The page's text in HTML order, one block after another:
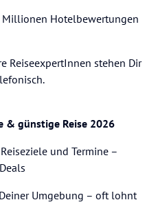
Millionen Hotelbewertungen
ReiseexpertInnen stehen Dir
& günstige Reise 2026
und Termine –
Umgebung – oft lohnt